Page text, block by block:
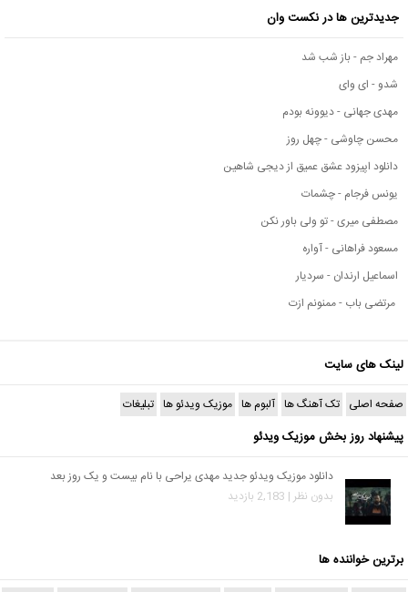
جدیدترین ها در نکست وان
مهراد جم - باز شب شد
شدو - ای وای
مهدی جهانی - دیوونه بودم
محسن چاوشی - چهل روز
دانلود اپیزود عشق عمیق از دیجی شاهین
یونس فرجام - چشمات
مصطفی میری - تو ولی باور نکن
مسعود فراهانی - آواره
اسماعیل ارندان - سردیار
مرتضی باب - ممنونم ازت
لینک های سایت
صفحه اصلی تک آهنگ ها آلبوم ها موزیک ویدئو ها تبلیغات
پیشنهاد روز بخش موزیک ویدئو
دانلود موزیک ویدئو جدید مهدی یراحی با نام بیست و یک روز بعد
بدون نظر | 2,183 بازدید
برترین خواننده ها